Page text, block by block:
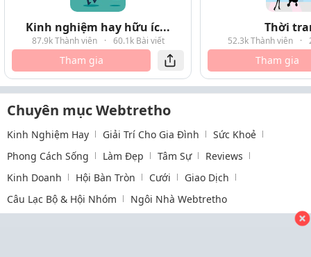
Kinh nghiệm hay hữu íc...
87.9k Thành viên · 60.1k Bài viết
Tham gia
Thời
52.3k Thành viên ·
Tham gia
Chuyên mục Webtretho
Kinh Nghiệm Hay Giải Trí Cho Gia Đình
Sức Khoẻ
Phong Cách Sống
Làm Đẹp Tâm Sự
Reviews
Kinh Doanh
Hội Bàn Tròn Cưới
Giao Dịch
Câu Lạc Bộ & Hội Nhóm
Ngôi Nhà Webtretho